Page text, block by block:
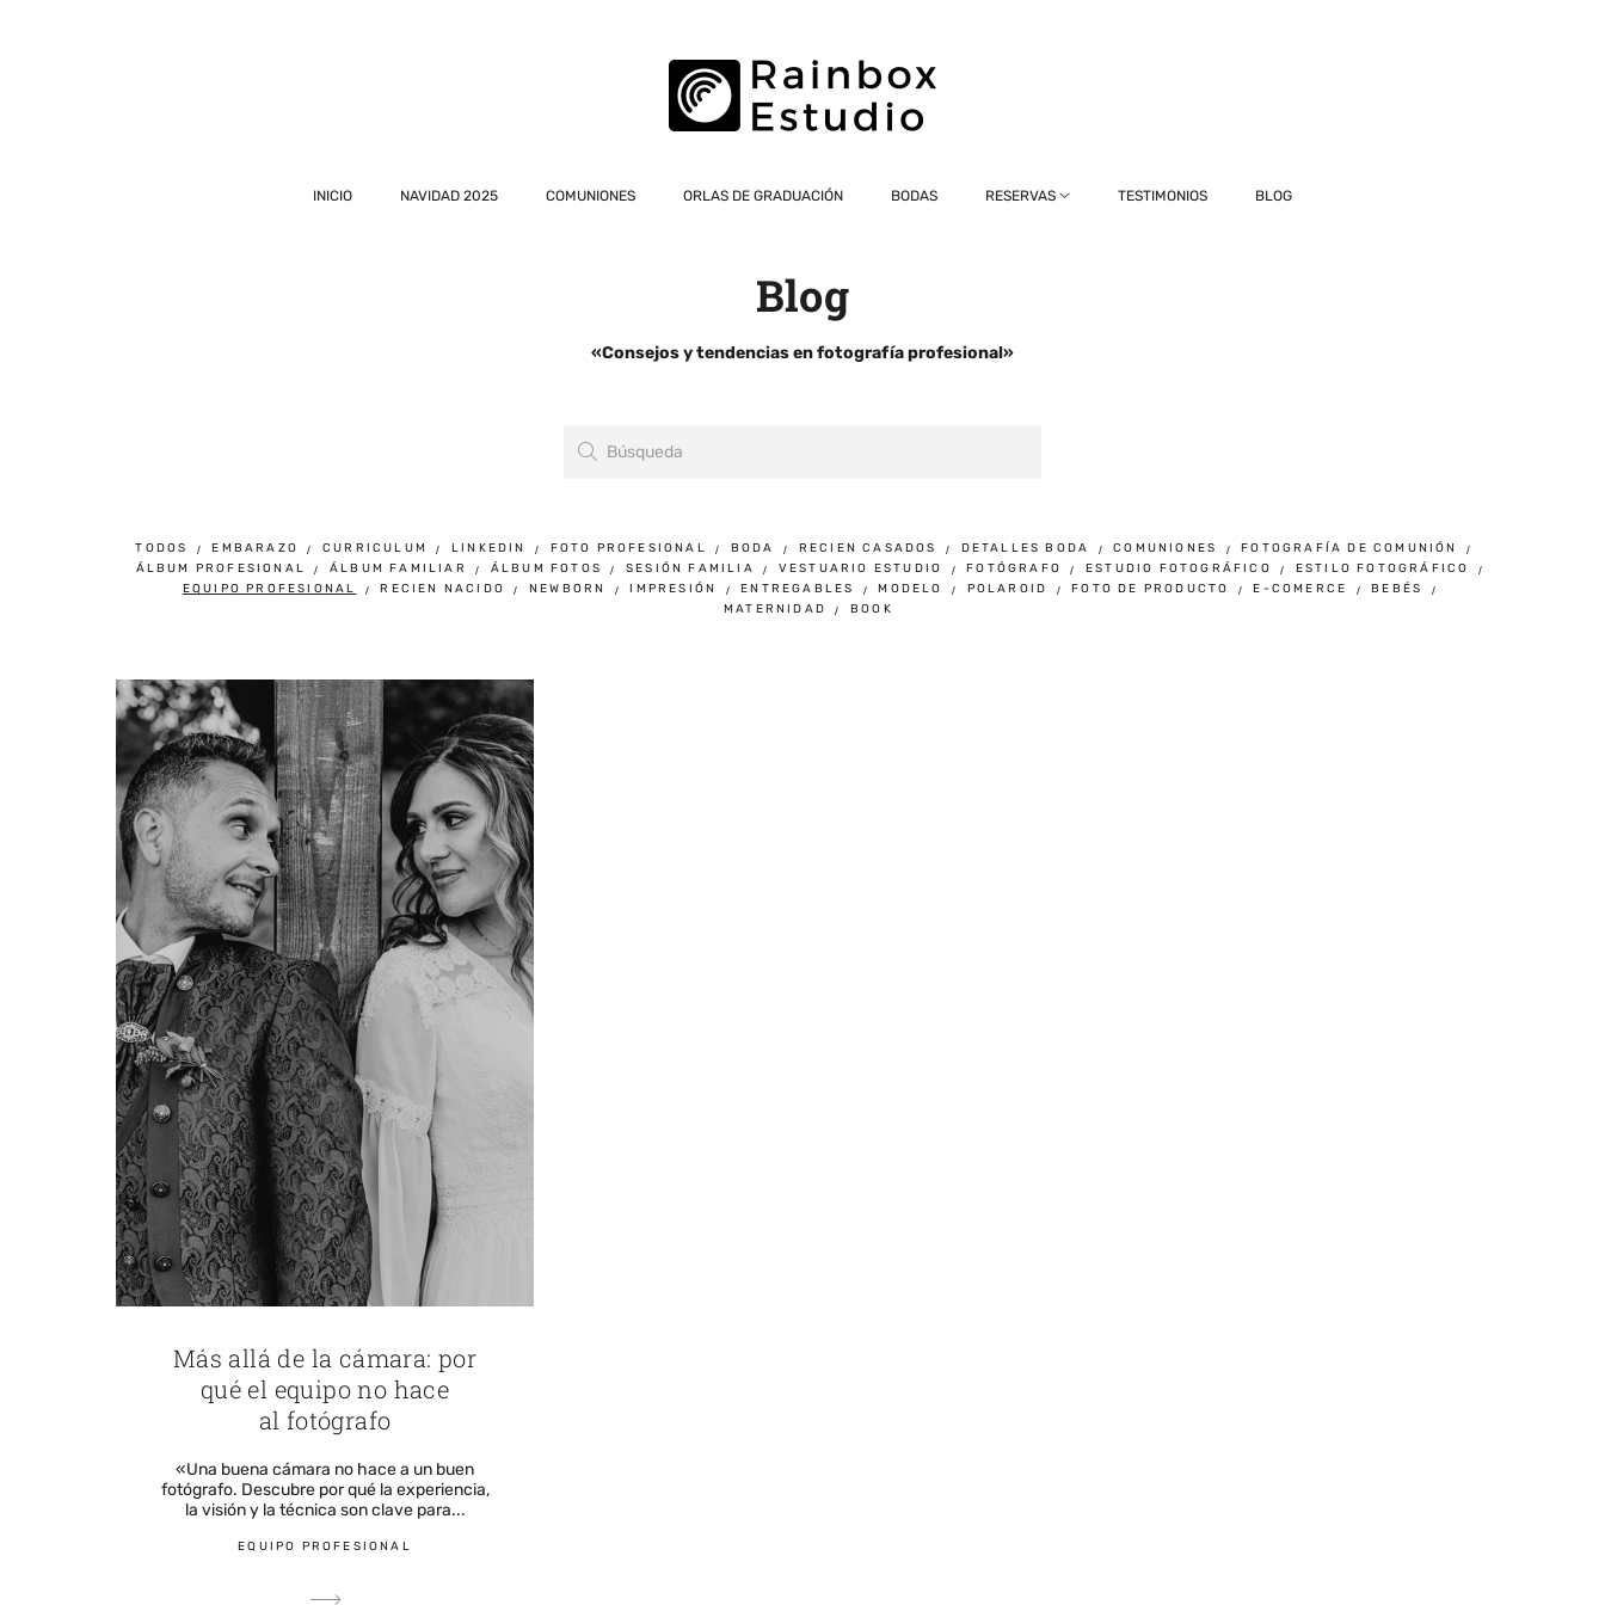
INICIO NAVIDAD 2025 COMUNIONES ORLAS DE GRADUACIÓN BODAS RESERVAS TESTIMONIOS BLOG
Blog
«Consejos y tendencias en fotografía profesional»
TODOS EMBARAZO CURRICULUM LINKEDIN FOTO PROFESIONAL BODA RECIEN CASADOS DETALLES BODA COMUNIONES
FOTOGRAFÍA DE COMUNIÓN
ÁLBUM PROFESIONAL
ÁLBUM FAMILIAR ÁLBUM FOTOS SESIÓN FAMILIA VESTUARIO ESTUDIO FOTÓGRAFO ESTUDIO FOTOGRÁFICO
ESTILO FOTOGRÁFICO
EQUIPO PROFESIONAL
RECIEN NACIDO NEWBORN IMPRESIÓN ENTREGABLES MODELO POLAROID FOTO DE PRODUCTO E-COMERCE
BEBÉS
MATERNIDAD
BOOK
Más allá de la cámara: por
qué el equipo no hace
al fotógrafo
«Una buena cámara no hace a un buen
fotógrafo. Descubre por qué la experiencia,
la visión y la técnica son clave para...
EQUIPO PROFESIONAL